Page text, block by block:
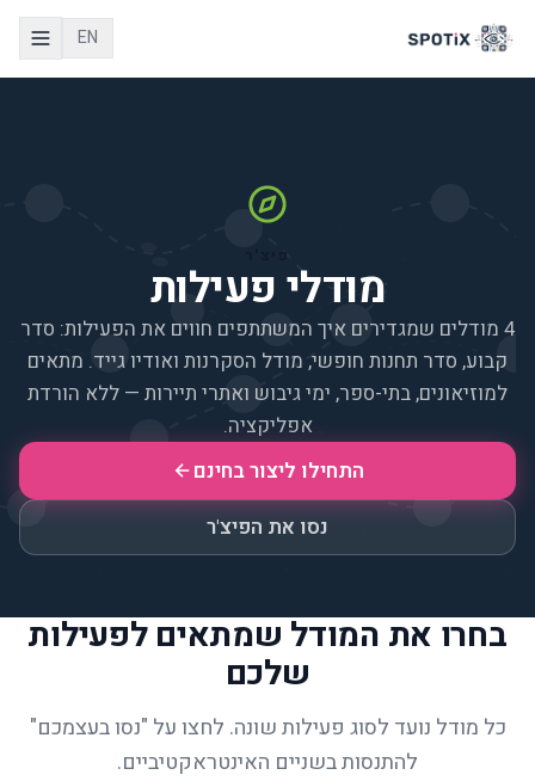
EN
פיצ'ר
מודלי פעילות
4 מודלים שמגדירים איך המשתתפים חווים את הפעילות: סדר
קבוע, סדר תחנות חופשי, מודל הסקרנות ואודיו גייד. מתאים
למוזיאונים, בתי-ספר, ימי גיבוש ואתרי תיירות — ללא הורדת
אפליקציה.
התחילו ליצור בחינם
נסו את הפיצ'ר
בחרו את המודל שמתאים לפעילות
שלכם
כל מודל נועד לסוג פעילות שונה. לחצו על "נסו בעצמכם"
להתנסות בשניים האינטראקטיביים.